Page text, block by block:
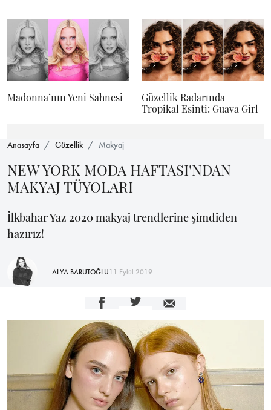
Madonna’nın Yeni Sahnesi
Güzellik Radarında
Tropikal Esinti: Guava Girl
Anasayfa Güzellik Makyaj
NEW YORK MODA HAFTASI'NDAN
MAKYAJ TÜYOLARI
İlkbahar Yaz 2020 makyaj trendlerine şimdiden
hazırız!
ALYA BARUTOĞLU11 Eylül 2019